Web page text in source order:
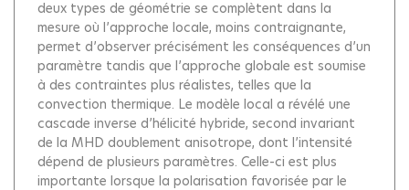
deux types de géométrie se complètent dans la
mesure où l’approche locale, moins contraignante,
permet d’observer précisément les conséquences d’un
paramètre tandis que l’approche globale est soumise
à des contraintes plus réalistes, telles que la
convection thermique. Le modèle local a révélé une
cascade inverse d’hélicité hybride, second invariant
de la MHD doublement anisotrope, dont l’intensité
dépend de plusieurs paramètres. Celle-ci est plus
importante lorsque la polarisation favorisée par le